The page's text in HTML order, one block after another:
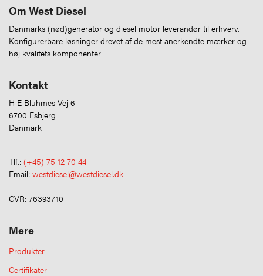
Om West Diesel
Danmarks (nød)generator og diesel motor leverandør til erhverv.
Konfigurerbare løsninger drevet af de mest anerkendte mærker og
høj kvalitets komponenter
Kontakt
H E Bluhmes Vej 6
6700 Esbjerg
Danmark
Tlf.: (+45) 75 12 70 44
Email: westdiesel@westdiesel.dk
CVR: 76393710
Mere
Produkter
Certifikater